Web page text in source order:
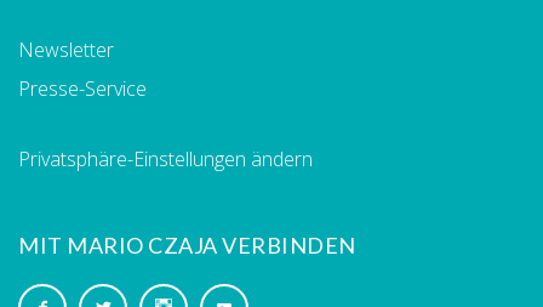
Newsletter
Presse-Service
Privatsphäre-Einstellungen ändern
MIT MARIO CZAJA VERBINDEN